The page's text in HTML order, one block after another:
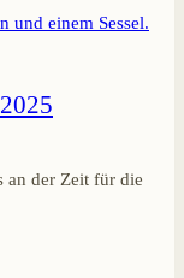
an der Zeit für die